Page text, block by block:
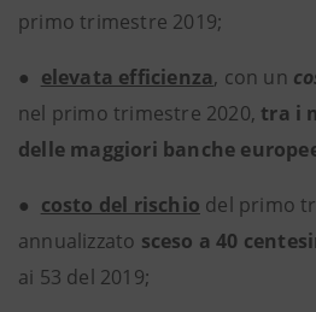
primo trimestre 2019;
● elevata efficienza, con un
nel primo trimestre 2020, tra i
delle maggiori banche
● costo del rischio del primo
annualizzato sceso a 40
ai 53 del 2019;